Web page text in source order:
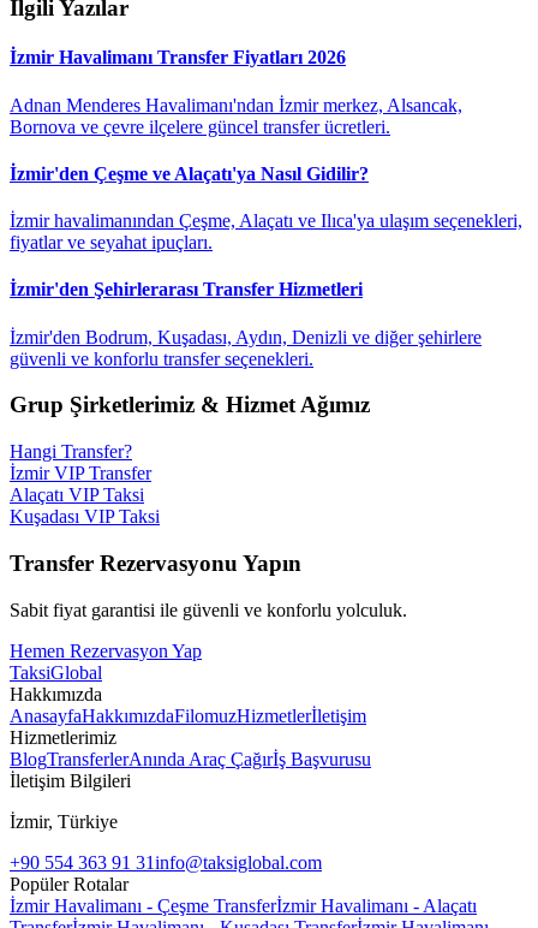
İlgili Yazılar
İzmir Havalimanı Transfer Fiyatları 2026
Adnan Menderes Havalimanı'ndan İzmir merkez, Alsancak,
Bornova ve çevre ilçelere güncel transfer ücretleri.
İzmir'den Çeşme ve Alaçatı'ya Nasıl Gidilir?
İzmir havalimanından Çeşme, Alaçatı ve Ilıca'ya ulaşım seçenekleri,
fiyatlar ve seyahat ipuçları.
İzmir'den Şehirlerarası Transfer Hizmetleri
İzmir'den Bodrum, Kuşadası, Aydın, Denizli ve diğer şehirlere
güvenli ve konforlu transfer seçenekleri.
Grup Şirketlerimiz & Hizmet Ağımız
Hangi Transfer?
İzmir VIP Transfer
Alaçatı VIP Taksi
Kuşadası VIP Taksi
Transfer Rezervasyonu Yapın
Sabit fiyat garantisi ile güvenli ve konforlu yolculuk.
Hemen Rezervasyon Yap
TaksiGlobal
Hakkımızda
AnasayfaHakkımızdaFilomuzHizmetlerİletişim
Hizmetlerimiz
BlogTransferlerAnında Araç Çağırİş Başvurusu
İletişim Bilgileri
İzmir, Türkiye
+90 554 363 91 31info@taksiglobal.com
Popüler Rotalar
İzmir Havalimanı - Çeşme Transferİzmir Havalimanı - Alaçatı